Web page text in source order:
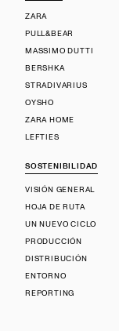
ZARA
PULL&BEAR
MASSIMO DUTTI
BERSHKA
STRADIVARIUS
OYSHO
ZARA HOME
LEFTIES
SOSTENIBILIDAD
VISIÓN GENERAL
HOJA DE RUTA
UN NUEVO CICLO
PRODUCCIÓN
DISTRIBUCIÓN
ENTORNO
REPORTING